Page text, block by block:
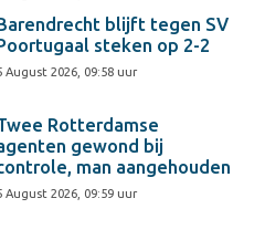
blijft tegen SV
steken op 2-2
August 2026, 09:58 uur
Rotterdamse
gewond bij
man aangehouden
August 2026, 09:59 uur